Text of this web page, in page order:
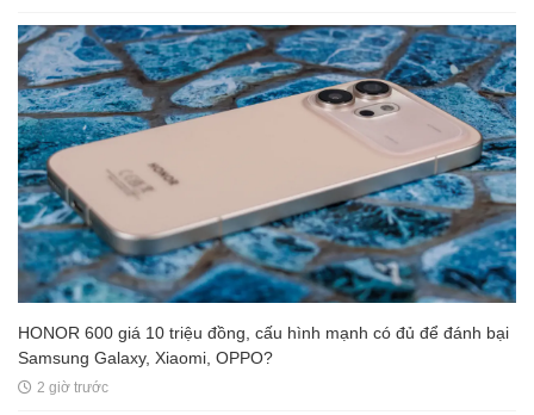
HONOR 600 giá 10 triệu đồng, cấu hình mạnh có đủ để đánh bại
Samsung Galaxy, Xiaomi, OPPO?
2 giờ trước